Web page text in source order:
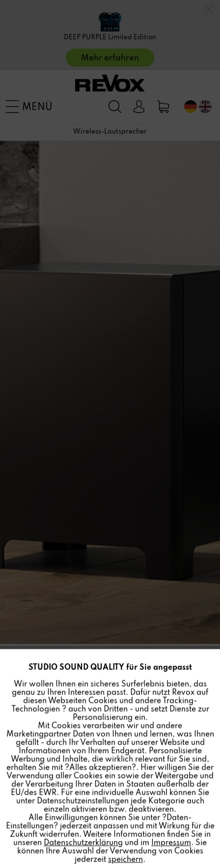
DEEP PURPLE Limited Edition
Mehr erfahren
MENÜ
Wireless-Lautsprecher
STUDIOART B100 BASS
MODULE
995,00 € *
Preis pro: 1 Stück
Farbe:
Menge:
In den Warenkorb
Das Revox STUDIOART B100 Bass Module ist ein
Bassreflex-Subwoofer mit dynamikoptimierter, präziser
Basswiedergabe und geringsten Verzerrungen.
Funktionale Aktiv
Marketing Inaktiv
Tracking Inaktiv
Personalisierung Inaktiv
Service Inaktiv
STUDIO SOUND QUALITY für Sie angepasst
Wir wollen Ihnen ein sicheres Surferlebnis bieten, das
genau zu Ihren Interessen passt. Dafür nutzt Revox auf
diesen Webseiten Cookies und andere Tracking-
Technologien ? auch von Dritten - und setzt Dienste zur
Personalisierung ein.
Mit Cookies verarbeiten wir und andere
Marketingpartner Daten von Ihnen und lernen, was Ihnen
gefällt - durch Ihr Verhalten auf unserer Website und
Informationen von Ihrem Endgerät. Personalisierte
Werbung und Inhalte, die wirklich relevant für Sie sind,
erhalten Sie mit ?Alles akzeptieren?. Hier willigen Sie der
Verwendung aller Cookies ein sowie der Weitergabe und
der Verarbeitung Ihrer Daten in Staaten außerhalb der
EU/des EWR. Für eine individuelle Auswahl können Sie
unter Datenschutzeinstellungen jede Kategorie auch
einzeln aktivieren bzw. deaktivieren.
Alle Einwilligungen können Sie unter ?Daten-
Einstellungen? jederzeit anpassen und mit Wirkung für die
Zukunft widerrufen. Weitere Informationen finden Sie in
unseren Datenschutzerklärung und im Impressum. Sie
können Ihre Auswahl der Verwendung von Cookies
jederzeit speichern.